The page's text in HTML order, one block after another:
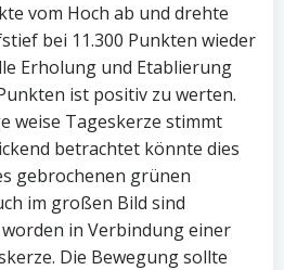
vom Hoch ab und drehte
bei 11.300 Punkten wieder
Erholung und Etablierung
ist positiv zu werten.
weise Tageskerze stimmt
betrachtet könnte dies
gebrochenen grünen
im großen Bild sind
in Verbindung einer
Die Bewegung sollte